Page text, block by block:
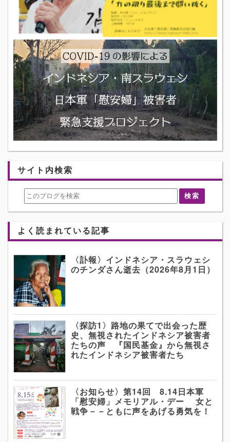
サイト内検索
よく読まれている記事
〈訃報〉インドネシア・スラウェシ
のチンダさん逝去（2026年8月1日）
〈探訪1〉路地の果てで出会った歴
史、無視されたインドネシア被害者
たちの声 『国民基金』から無視さ
れたインドネシア被害者たち
〈お知らせ〉第14回 8.14日本軍
「慰安婦」メモリアル・デー 女と
戦争－－ともに声をあげる勇気を！